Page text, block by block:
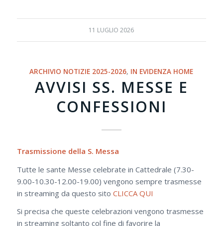
11 LUGLIO 2026
ARCHIVIO NOTIZIE 2025-2026, IN EVIDENZA HOME
AVVISI SS. MESSE E
CONFESSIONI
Trasmissione della S. Messa
Tutte le sante Messe celebrate in Cattedrale (7.30-
9.00-10.30-12.00-19.00) vengono sempre trasmesse
in streaming da questo sito CLICCA QUI
Si precisa che queste celebrazioni vengono trasmesse
in streaming soltanto col fine di favorire la